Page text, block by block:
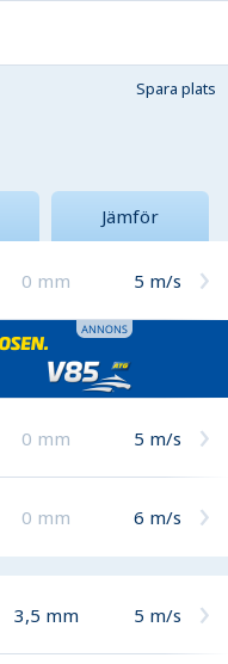
Spara plats
Jämför
0 mm 5 m/s
0 mm 5 m/s
0 mm 6 m/s
3,5 mm 5 m/s